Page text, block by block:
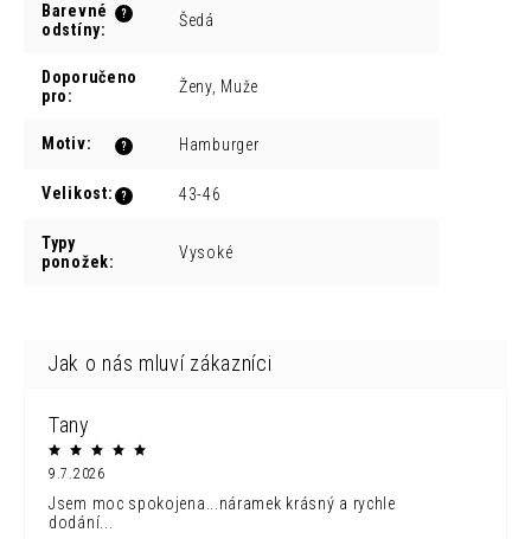
?
Barevné
odstíny: Šedá
Doporučeno
pro: Ženy, Muže
?
Motiv: Hamburger
?
Velikost: 43-46
Typy
ponožek: Vysoké
Tany
9.7.2026
Jsem moc spokojena...náramek krásný a rychle
dodání...